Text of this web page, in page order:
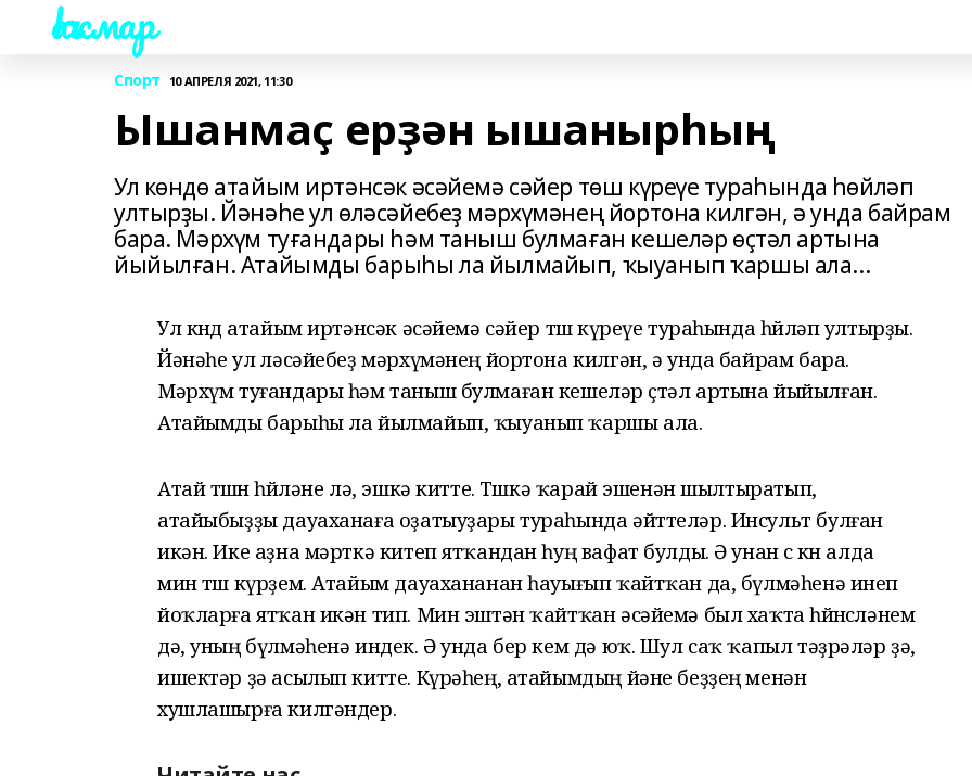
Һаҡмар
Спорт 10 АПРЕЛЯ 2021, 11:30
Ышанмаҫ ерҙән ышанырһың
Ул көндө атайым иртәнсәк әсәйемә сәйер төш күреүе тураһында һөйләп
ултырҙы. Йәнәһе ул өләсәйебеҙ мәрхүмәнең йортона килгән, ә унда байрам
бара. Мәрхүм туғандары һәм таныш булмаған кешеләр өҫтәл артына
йыйылған. Атайымды барыһы ла йылмайып, ҡыуанып ҡаршы ала...
Ул көндө атайым иртәнсәк әсәйемә сәйер төш күреүе тураһында һөйләп ултырҙы.
Йәнәһе ул өләсәйебеҙ мәрхүмәнең йортона килгән, ә унда байрам бара.
Мәрхүм туғандары һәм таныш булмаған кешеләр өҫтәл артына йыйылған.
Атайымды барыһы ла йылмайып, ҡыуанып ҡаршы ала.
Атай төшөн һөйләне лә, эшкә китте. Төшкә ҡарай эшенән шылтыратып,
атайыбыҙҙы дауаханаға оҙатыуҙары тураһында әйттеләр. Инсульт булған
икән. Ике аҙна мәрткә китеп ятҡандан һуң вафат булды. Ә унан өс көн алда
мин төш күрҙем. Атайым дауахананан һауығып ҡайтҡан да, бүлмәһенә инеп
йоҡларға ятҡан икән тип. Мин эштән ҡайтҡан әсәйемә был хаҡта һөйөнсөләнем
дә, уның бүлмәһенә индек. Ә унда бер кем дә юҡ. Шул саҡ ҡапыл тәҙрәләр ҙә,
ишектәр ҙә асылып китте. Күрәһең, атайымдың йәне беҙҙең менән
хушлашырға килгәндер.